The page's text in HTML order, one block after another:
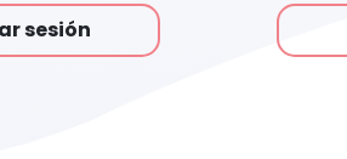
sesión